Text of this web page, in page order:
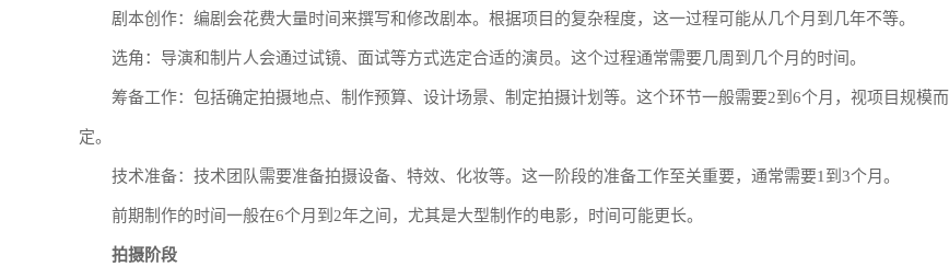
剧本创作：编剧会花费大量时间来撰写和修改剧本。根据项目的复杂程度，这一过程可能从几个月到几年不等。
选角：导演和制片人会通过试镜、面试等方式选定合适的演员。这个过程通常需要几周到几个月的时间。
筹备工作：包括确定拍摄地点、制作预算、设计场景、制定拍摄计划等。这个环节一般需要2到6个月，视项目规模而
定。
技术准备：技术团队需要准备拍摄设备、特效、化妆等。这一阶段的准备工作至关重要，通常需要1到3个月。
前期制作的时间一般在6个月到2年之间，尤其是大型制作的电影，时间可能更长。
拍摄阶段